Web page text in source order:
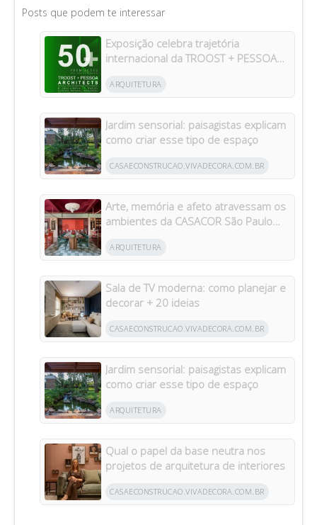
Posts que podem te interessar
Exposição celebra trajetória
internacional da TROOST + PESSOA
ARQUITETURA
Jardim sensorial: paisagistas explicam
como criar esse tipo de espaço
CASAECONSTRUCAO.VIVADECORA.COM.BR
Arte, memória e afeto atravessam os
ambientes da CASACOR São Paulo
ARQUITETURA
Sala de TV moderna: como planejar e
decorar + 20 ideias
CASAECONSTRUCAO.VIVADECORA.COM.BR
Jardim sensorial: paisagistas explicam
como criar esse tipo de espaço
ARQUITETURA
Qual o papel da base neutra nos
projetos de arquitetura de interiores
CASAECONSTRUCAO.VIVADECORA.COM.BR